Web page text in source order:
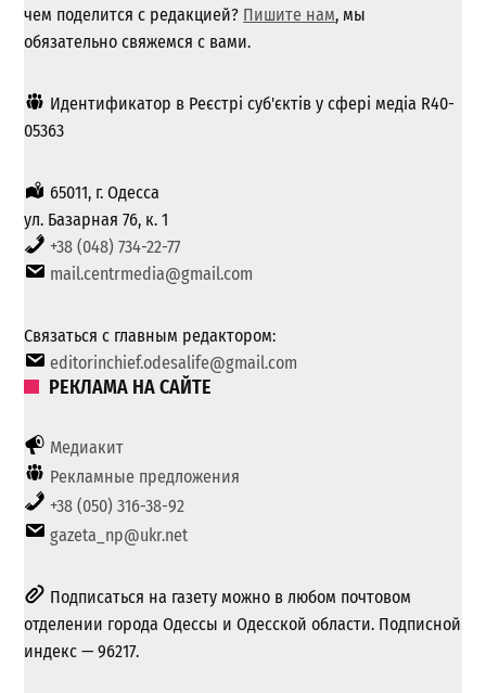
чем поделится с редакцией? Пишите нам, мы
обязательно свяжемся с вами.
Идентификатор в Реєстрі суб'єктів у сфері медіа R40-
05363
65011, г. Одесса
ул. Базарная 76, к. 1
+38 (048) 734-22-77
mail.centrmedia@gmail.com
Связаться с главным редактором:
editorinchief.odesalife@gmail.com
РЕКЛАМА НА САЙТЕ
Медиакит
Рекламные предложения
+38 (050) 316-38-92
gazeta_np@ukr.net
Подписаться на газету можно в любом почтовом
отделении города Одессы и Одесской области. Подписной
индекс — 96217.